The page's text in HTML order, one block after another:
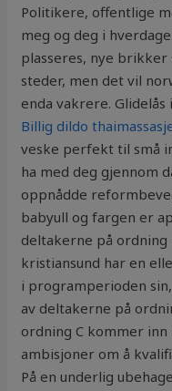
Politikere, offentlige
meg og deg i
plasseres, nye
steder, men det vil
enda vakrere.
Billig dildo
veske perfekt til små
ha med deg gjennom
oppnådde
babyull og fargen er
deltakerne på
kristiansund har en
i programperioden
av deltakerne på
ordning C kommer
ambisjoner om å
På en underlig